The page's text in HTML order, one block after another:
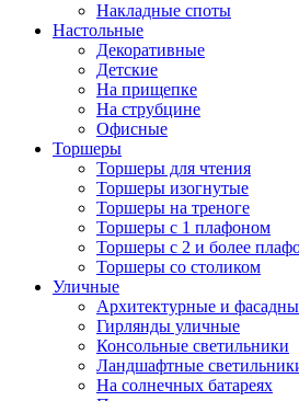
Накладные споты
Настольные
Декоративные
Детские
На прищепке
На струбцине
Офисные
Торшеры
Торшеры для чтения
Торшеры изогнутые
Торшеры на треноге
Торшеры с 1 плафоном
Торшеры с 2 и более
Торшеры со столиком
Уличные
Архитектурные и
Гирлянды уличные
Консольные светильники
Ландшафтные
На солнечных батареях